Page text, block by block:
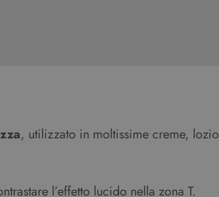
, utilizzato in moltissime creme,
l’effetto lucido nella zona T.